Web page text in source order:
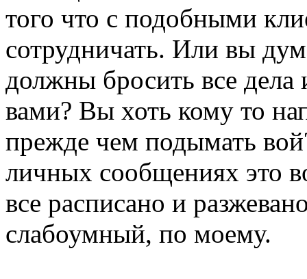
того что с подобными
сотрудничать. Или вы
должны бросить все дела
вами? Вы хоть кому то
прежде чем подымать
личных сообщениях это
все расписано и
слабоумный, по моему.